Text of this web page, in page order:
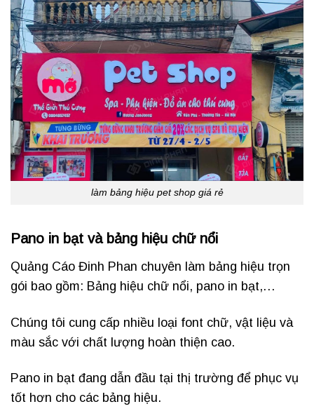
làm bảng hiệu pet shop giá rẻ
Pano in bạt và bảng hiệu chữ nổi
Quảng Cáo Đinh Phan chuyên làm bảng hiệu trọn
gói bao gồm: Bảng hiệu chữ nổi, pano in bạt,…
Chúng tôi cung cấp nhiều loại font chữ, vật liệu và
màu sắc với chất lượng hoàn thiện cao.
Pano in bạt đang dẫn đầu tại thị trường để phục vụ
tốt hơn cho các bảng hiệu.